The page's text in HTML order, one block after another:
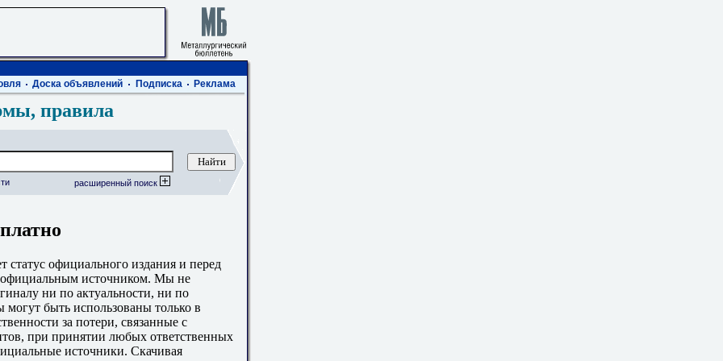
Доска объявлений Подписка Реклама
правила
расширенный поиск
официального издания и перед
официальным источником. Мы не
ни по актуальности, ни по
быть использованы только в
за потери, связанные с
при принятии любых ответственных
источники. Скачивая